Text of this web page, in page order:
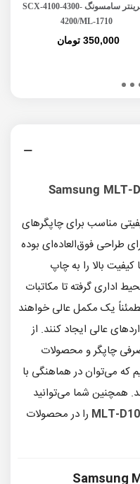
پد پرینتر سامسونگ SCX-4100-4300-
4200/ML-1710
350,000 تومان
MLT-
مناسب برای چاپگرهای
طراحی فوق‌العاده‌ای بوده
کیفیت بالا را به چاپ
اداری گرفته تا مکاتبات
یک مکمل عالی خواهند
عالی ایجاد کنند. از
چاپگر و محصولات
که می‌توان در هماهنگی با
همچنین شما می‌توانید
MLT- را در محصولات